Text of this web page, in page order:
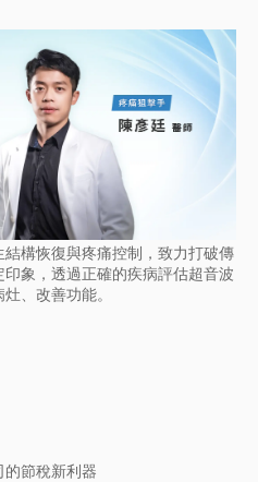
結構恢復與疼痛控制，致力打破傳
象，透過正確的疾病評估超音波
、改善功能。
節稅新利器